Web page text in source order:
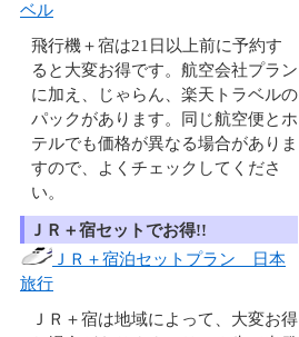
ベル
飛行機＋宿は21日以上前に予約す
ると大変お得です。航空会社プラン
に加え、じゃらん、楽天トラベルの
パックがあります。同じ航空便とホ
テルでも価格が異なる場合がありま
すので、よくチェックしてくださ
い。
ＪＲ＋宿セットでお得!!
ＪＲ＋宿泊セットプラン 日本
旅行
ＪＲ＋宿は地域によって、大変お得